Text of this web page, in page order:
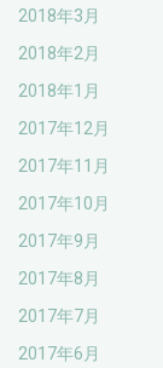
2018年3月
2018年2月
2018年1月
2017年12月
2017年11月
2017年10月
2017年9月
2017年8月
2017年7月
2017年6月